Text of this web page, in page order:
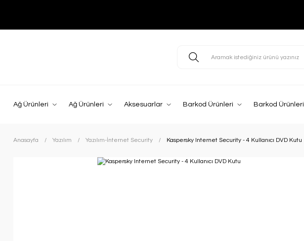
Ağ Ürünleri Ağ Ürünleri Aksesuarlar Barkod Ürünleri Barkod Ürünleri
Anasayfa Yazılım Yazılım-İnternet Security Kaspersky Internet Security - 4 Kullanıcı DVD Kutu